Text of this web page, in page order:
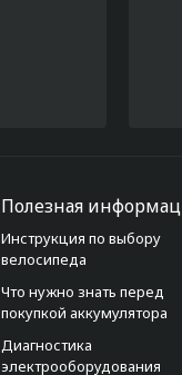
Полезная
Инструкция по выбору
велосипеда
Что нужно знать перед
покупкой аккумулятора
Диагностика
электрооборудования